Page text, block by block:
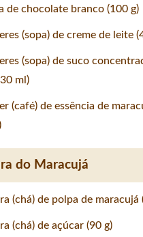
de chocolate branco (100 g)
(sopa) de creme de leite
(sopa) de suco
ml)
(café) de essência de
do Maracujá
(chá) de polpa de maracujá
(chá) de açúcar (90 g)